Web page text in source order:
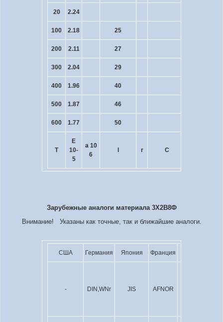
20 2.24
100 2.18 25
200 2.11 27
300 2.04 29
400 1.96 40
500 1.87 46
600 1.77 50
T
E
10-
5
a 10
6
l r C
Зарубежные аналоги материала 3Х2В8Ф
Внимание! Указаны как точные, так и ближайшие аналоги.
США Германия Япония Франция
- DIN,WNr JIS AFNOR